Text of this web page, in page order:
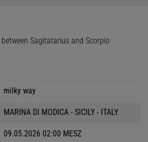
Sagitatarius and Scorpio
milky way
MARINA DI MODICA - SICILY - ITALY
09.05.2026 02:00 MESZ